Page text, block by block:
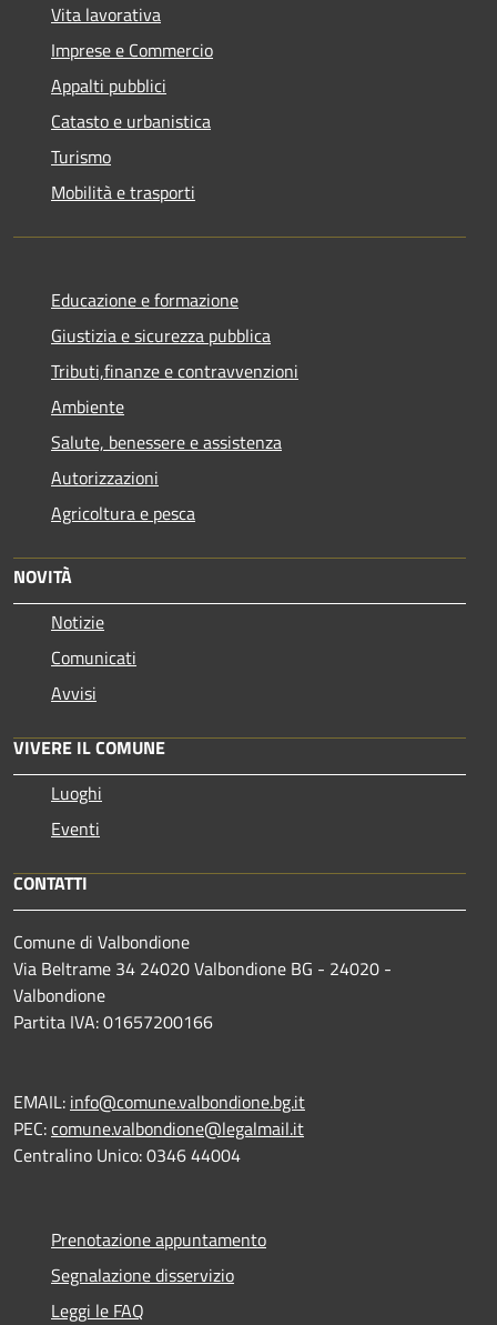
Vita lavorativa
Imprese e Commercio
Appalti pubblici
Catasto e urbanistica
Turismo
Mobilità e trasporti
Educazione e formazione
Giustizia e sicurezza pubblica
Tributi,finanze e contravvenzioni
Ambiente
Salute, benessere e assistenza
Autorizzazioni
Agricoltura e pesca
NOVITÀ
Notizie
Comunicati
Avvisi
VIVERE IL COMUNE
Luoghi
Eventi
CONTATTI
Comune di Valbondione
Via Beltrame 34 24020 Valbondione BG - 24020 -
Valbondione
Partita IVA: 01657200166
EMAIL: info@comune.valbondione.bg.it
PEC:comune.valbondione@legalmail.it
Centralino Unico: 0346 44004
Prenotazione appuntamento
Segnalazione disservizio
Leggi le FAQ